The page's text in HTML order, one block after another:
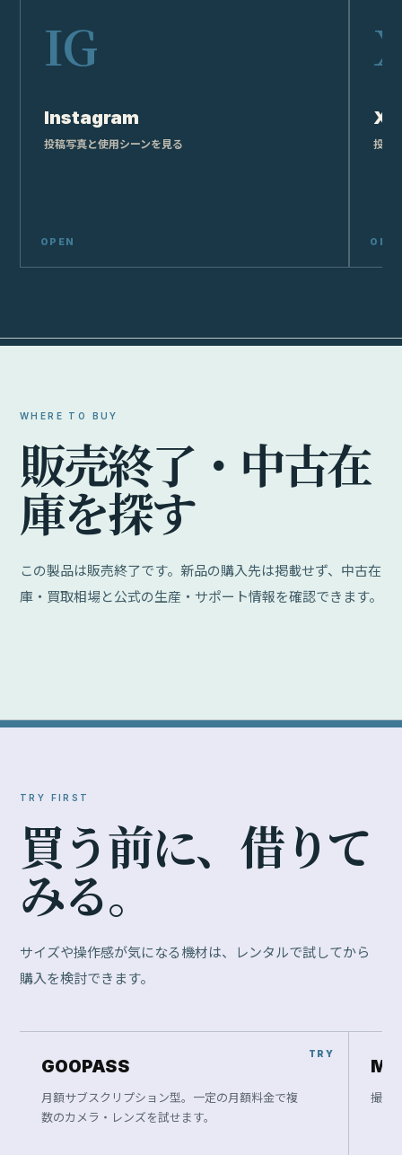
Instagram
投稿写真と使用シーンを見る
X
投稿
WHERE TO BUY
販売終了 ・ 中古在
庫を探す
この製品は販売終了です。新品の購入先は掲載せず、中古在
庫・買取相場と公式の生産・サポート情報を確認できます。
TRY FIRST
買う前に、 借りて
みる。
サイズや操作感が気になる機材は、レンタルで試してから
購入を検討できます。
GOOPASS
月額サブスクリプション型。一定の月額料金で複
数のカメラ・レンズを試せます。
撮影